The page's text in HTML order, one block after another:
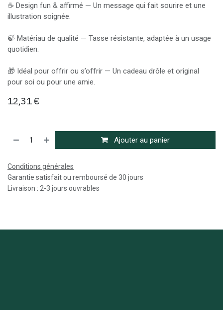
☕ Design fun & affirmé — Un message qui fait sourire et une
illustration soignée.
🍃 Matériau de qualité — Tasse résistante, adaptée à un usage
quotidien.
🎁 Idéal pour offrir ou s’offrir — Un cadeau drôle et original
pour soi ou pour une amie.
12,31 €
Ajouter au panier
Conditions générales
Garantie satisfait ou remboursé de 30 jours
Livraison : 2-3 jours ouvrables